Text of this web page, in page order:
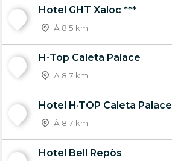
Hotel GHT Xaloc ***
À 8.5 km
H-Top Caleta Palace
À 8.7 km
Hotel H·TOP Caleta Palace
À 8.7 km
Hotel Bell Repòs